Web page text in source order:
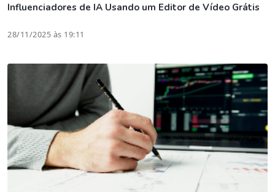
Influenciadores de IA Usando um Editor de Vídeo Grátis
28/11/2025 às 19:11